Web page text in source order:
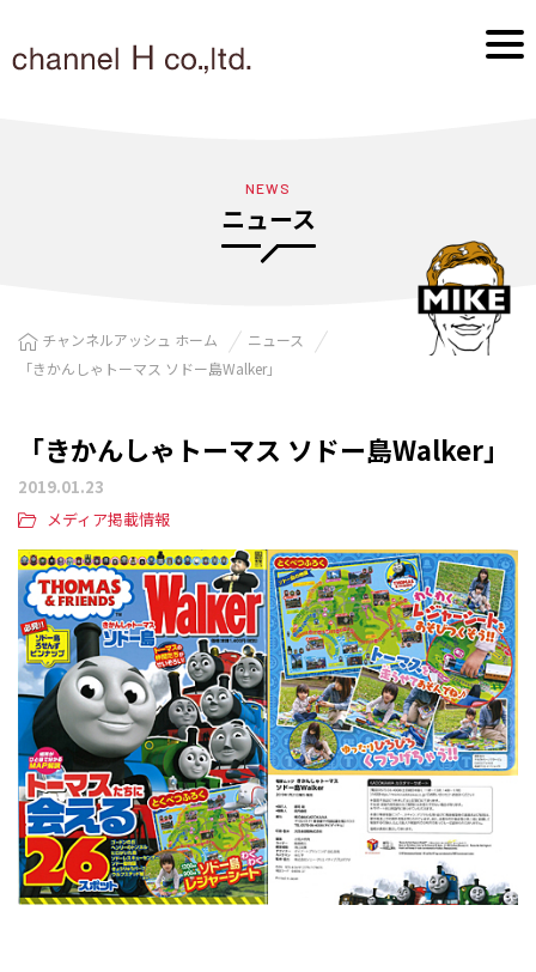
NEWS
ニュース
チャンネルアッシュ ホーム
ニュース
「きかんしゃトーマス ソドー島Walker」
「きかんしゃトーマス ソドー島Walker」
2019.01.23
メディア掲載情報